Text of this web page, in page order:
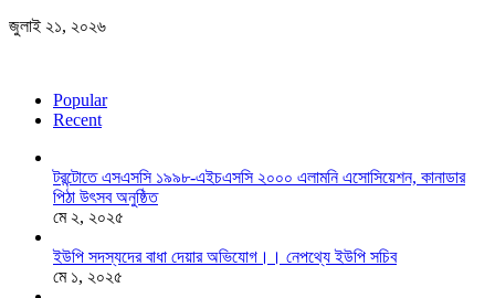
জুলাই ২১, ২০২৬
Popular
Recent
টরন্টোতে এসএসসি ১৯৯৮-এইচএসসি ২০০০ এলামনি এসোসিয়েশন, কানাডার
পিঠা উৎসব অনুষ্ঠিত
মে ২, ২০২৫
ইউপি সদস্যদের বাধা দেয়ার অভিযোগ।। নেপথ্যে ইউপি সচিব
মে ১, ২০২৫